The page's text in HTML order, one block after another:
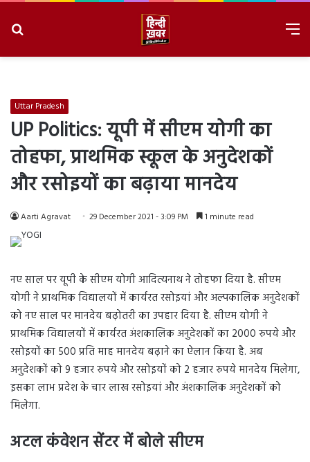
Uttar Pradesh
UP Politics: यूपी में सीएम योगी का
तोहफा, प्राथमिक स्कूल के अनुदेशकों
और रसोइयों का बढ़ाया मानदेय
Aarti Agravat 29 December 2021 - 3:09 PM 1 minute read
नए साल पर यूपी के सीएम योगी आदित्यनाथ ने तोहफा दिया है. सीएम
योगी ने प्राथमिक विद्यालयों में कार्यरत रसोइयां और अल्पकालिक अनुदेशकों
को नए साल पर मानदेय बढ़ोतरी का उपहार दिया है. सीएम योगी ने
प्राथमिक विद्यालयों में कार्यरत अंशकालिक अनुदेशकों का 2000 रुपये और
रसोइयों का 500 प्रति माह मानदेय बढ़ाने का ऐलान किया है. अब
अनुदेशकों को 9 हजार रुपये और रसोइयों को 2 हजार रुपये मानदेय मिलेगा,
इसका लाभ प्रदेश के चार लाख रसोइयां और अंशकालिक अनुदेशकों को
मिलेगा.
अटल कंवेशन सेंटर में बोले सीएम